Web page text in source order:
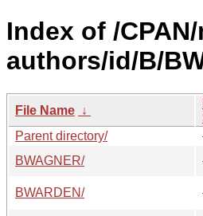
Index of /
authors/id/B/
File Name ↓
Parent directory/
BWAGNER/
BWARDEN/